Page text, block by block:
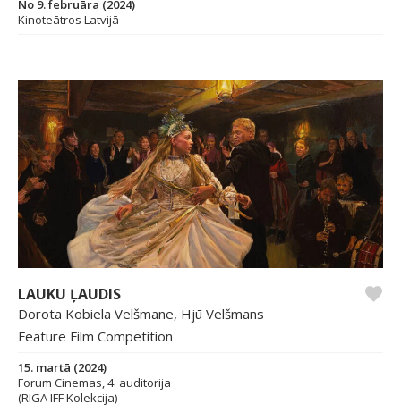
No 9. februāra (2024)
Kinoteātros Latvijā
LAUKU ĻAUDIS
Dorota Kobiela Velšmane, Hjū Velšmans
Feature Film Competition
15. martā (2024)
Forum Cinemas, 4. auditorija
(RIGA IFF Kolekcija)